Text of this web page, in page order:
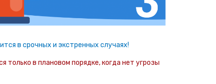
в срочных и экстренных случаях!
только в плановом порядке, когда нет угрозы